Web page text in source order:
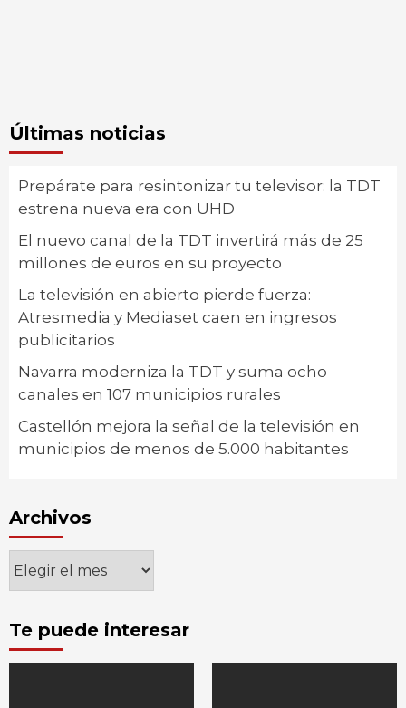
Últimas noticias
Prepárate para resintonizar tu televisor: la TDT
estrena nueva era con UHD
El nuevo canal de la TDT invertirá más de 25
millones de euros en su proyecto
La televisión en abierto pierde fuerza:
Atresmedia y Mediaset caen en ingresos
publicitarios
Navarra moderniza la TDT y suma ocho
canales en 107 municipios rurales
Castellón mejora la señal de la televisión en
municipios de menos de 5.000 habitantes
Archivos
Archivos
Te puede interesar